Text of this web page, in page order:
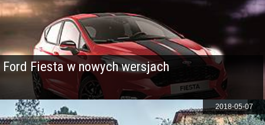
Ford Fiesta w nowych wersjach
2018-05-07